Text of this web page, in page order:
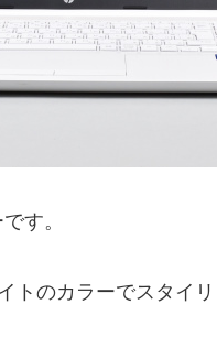
す。
トのカラーでスタイ